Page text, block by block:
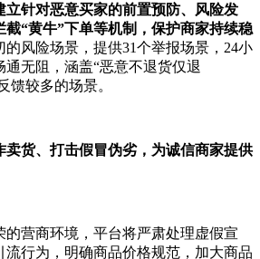
立针对恶意买家的前置预防、风险发
“黄牛”下单等机制，保护商家持续稳
的风险场景，提供31个举报场景，24小
无阻，涵盖“恶意不退货仅退
馈较多的场景。
卖货、打击假冒伪劣，为诚信商家提供
的营商环境，平台将严肃处理虚假宣
流行为，明确商品价格规范，加大商品